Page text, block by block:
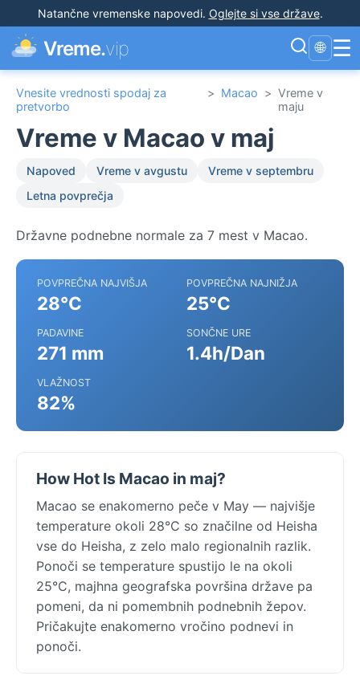
Natančne vremenske napovedi. Oglejte si vse države.
Vreme.vip 🌐 ☰
Vnesite vrednosti spodaj za
pretvorbo
> Macao > Vreme v
maju
Vreme v Macao v maj
Napoved Vreme v avgustu
Vreme v septembru
Letna povprečja
Državne podnebne normale za 7 mest v Macao.
POVPREČNA NAJVIŠJA
28°C
POVPREČNA NAJNIŽJA
25°C
PADAVINE
271 mm
SONČNE URE
1.4h/Dan
VLAŽNOST
82%
How Hot Is Macao in maj?
Macao se enakomerno peče v May — najvišje
temperature okoli 28°C so značilne od Heisha
vse do Heisha, z zelo malo regionalnih razlik.
Ponoči se temperature spustijo le na okoli
25°C, majhna geografska površina države pa
pomeni, da ni pomembnih podnebnih žepov.
Pričakujte enakomerno vročino podnevi in
ponoči.